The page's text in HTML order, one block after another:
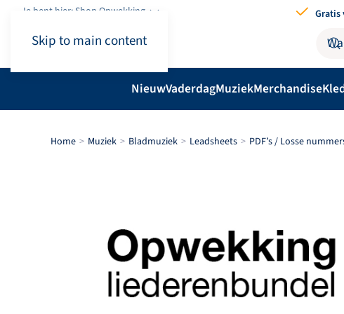
Skip to main content
Je bent hier: Shop.Opwekking Gratis
NieuwVaderdagMuziekMerchandise
Home Muziek Bladmuziek Leadsheets PDF’s / Losse